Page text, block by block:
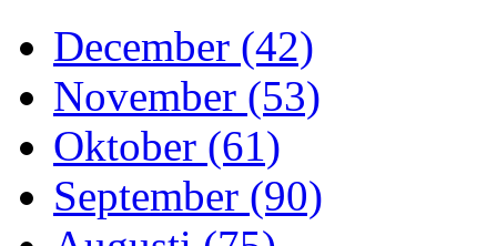
December (42)
November (53)
Oktober (61)
September (90)